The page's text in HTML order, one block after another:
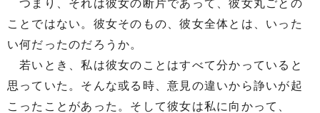
つまり、それは彼女の断片であって、彼女丸ごとの
ことではない。彼女そのもの、彼女全体とは、いった
い何だったのだろうか。
若いとき、私は彼女のことはすべて分かっていると
思っていた。そんな或る時、意見の違いから諍いが起
こったことがあった。そして彼女は私に向かって、